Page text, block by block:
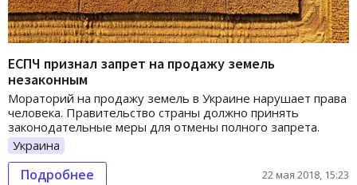
ЕСПЧ признал запрет на продажу земель
незаконным
Мораторий на продажу земель в Украине нарушает права
человека. Правительство страны должно принять
законодательные меры для отмены полного запрета.
Украина
Подробнее 22 мая 2018, 15:23